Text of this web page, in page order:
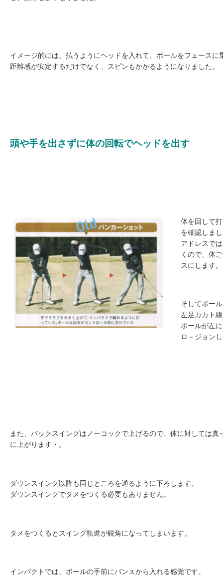
イメージ的には、払うようにヘッドを入れて、ボールをフェースに
距離感が安定するだけでなく、スピンもかかるようになりました。
頭や手を出さずに体の回転でヘッドを出す
体を回して
を確認しま
アドレスで
くので、体
スにします。
そしてボー
左足カカト
ボールが左
ロ－ジョン
また、バックスイングはノーコックで上げるので、体に対しては
に上がります・。
ダウンスイング以降も同じところを通るように下ろします。
ダウンスイングでタメをつくる必要もありません。
タメをつくるとスイング軌道が鋭角になってしまいます。
インパクトでは、ボールの手前にバンㇲから入れる感覚です。